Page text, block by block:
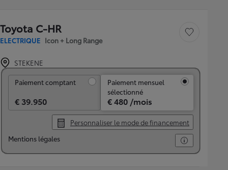
Toyota C-HR
ELECTRIQUE Icon + Long Range
Sauvegarder le
STEKENE
Paiement comptant
€ 39.950
Paiement mensuel
sélectionné
€ 480 /mois
Personnaliser le mode de financement
Mentions légales